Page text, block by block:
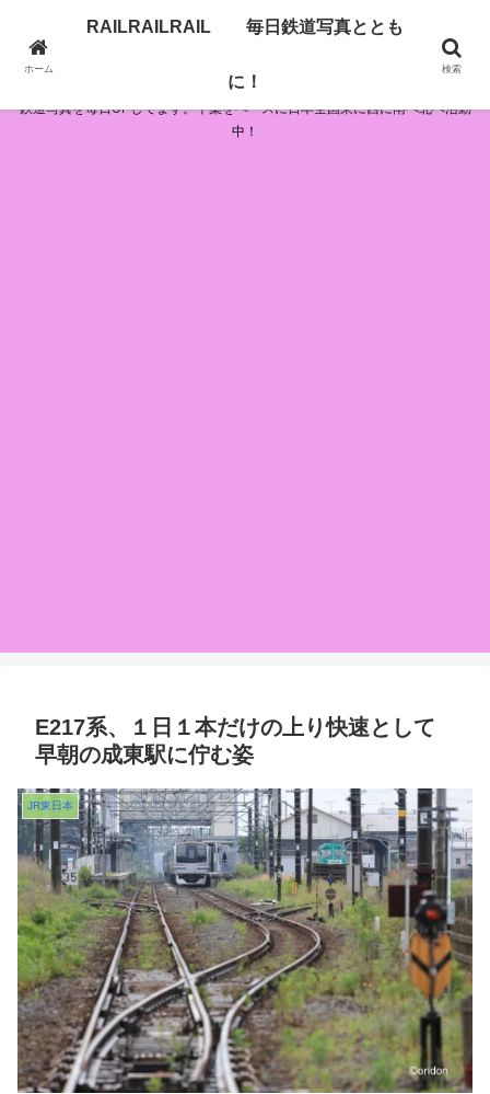
RAILRAILRAIL 毎日鉄道写真とともに！
鉄道写真を毎日UPしてます。千葉をベースに日本全国東に西に南へ北へ活動
中！
E217系、１日１本だけの上り快速として
早朝の成東駅に佇む姿
JR東日本
ホーム
RAILRAILRAIL 毎日鉄道写真ととも
に！
検索